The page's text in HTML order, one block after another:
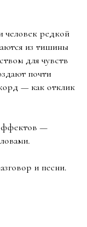
человек редкой
из тишины
для чувств
почти
— как отклик
—
и песни.